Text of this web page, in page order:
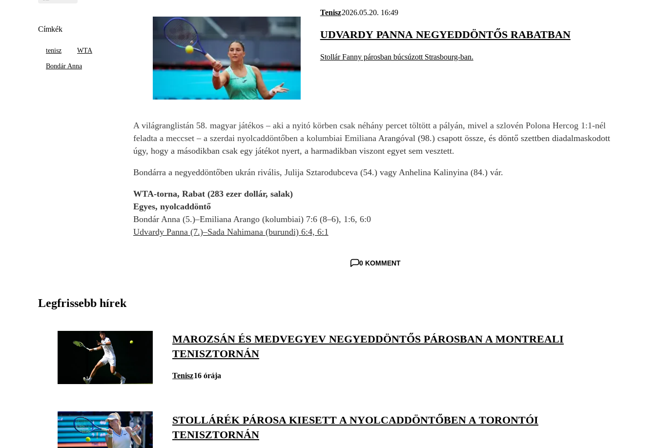
Címkék
tenisz WTA
Bondár Anna
Tenisz2026.05.20. 16:49
UDVARDY PANNA NEGYEDDÖNTŐS RABATBAN
Stollár Fanny párosban búcsúzott Strasbourg-ban.
A világranglistán 58. magyar játékos – aki a nyitó körben csak néhány percet töltött a pályán, mivel a szlovén Polona Hercog 1:1-nél
feladta a meccset – a szerdai nyolcaddöntőben a kolumbiai Emiliana Arangóval (98.) csapott össze, és döntő szettben diadalmaskodott
úgy, hogy a másodikban csak egy játékot nyert, a harmadikban viszont egyet sem vesztett.
Bondárra a negyeddöntőben ukrán rivális, Julija Sztarodubceva (54.) vagy Anhelina Kalinyina (84.) vár.
WTA-torna, Rabat (283 ezer dollár, salak)
Egyes, nyolcaddöntő
Bondár Anna (5.)–Emiliana Arango (kolumbiai) 7:6 (8–6), 1:6, 6:0
Udvardy Panna (7.)–Sada Nahimana (burundi) 6:4, 6:1
0 KOMMENT
Legfrissebb hírek
MAROZSÁN ÉS MEDVEGYEV NEGYEDDÖNTŐS PÁROSBAN A MONTREALI
TENISZTORNÁN
Tenisz16 órája
STOLLÁRÉK PÁROSA KIESETT A NYOLCADDÖNTŐBEN A TORONTÓI
TENISZTORNÁN